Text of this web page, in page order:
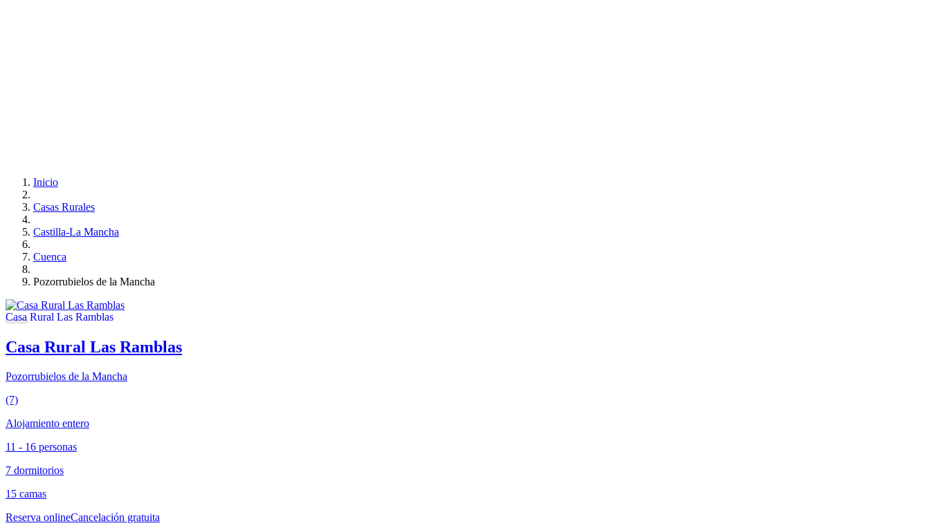
Inicio
Casas Rurales
Castilla-La Mancha
Cuenca
Pozorrubielos de la Mancha
Casa Rural Las Ramblas
Pozorrubielos de la Mancha
(7)
Alojamiento entero
11 - 16 personas
7 dormitorios
15 camas
Reserva onlineCancelación gratuita